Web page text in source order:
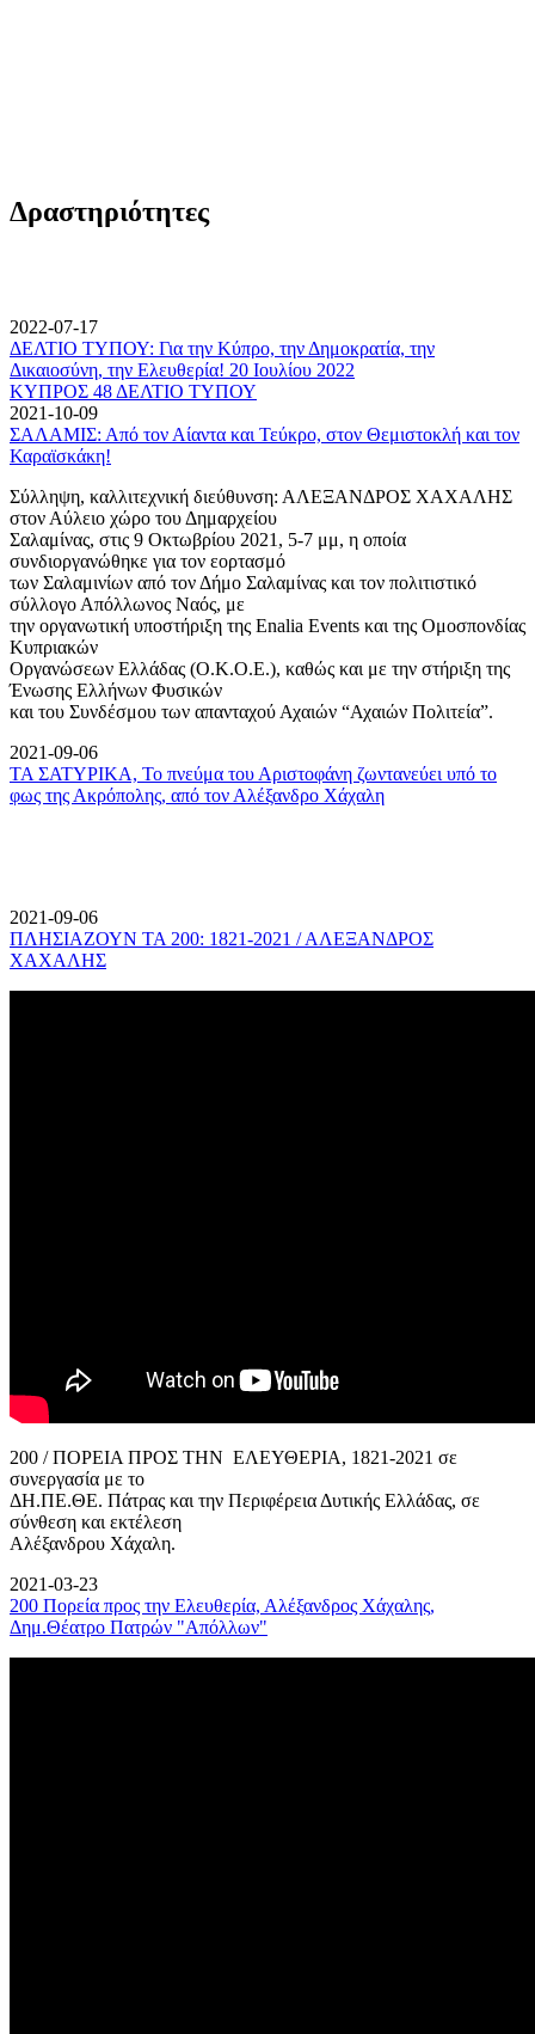
Δραστηριότητες
2022-07-17
ΔΕΛΤΙΟ ΤΥΠΟΥ: Για την Κύπρο, την Δημοκρατία, την
Δικαιοσύνη, την Ελευθερία! 20 Ιουλίου 2022
ΚΥΠΡΟΣ 48 ΔΕΛΤΙΟ ΤΥΠΟΥ
2021-10-09
ΣΑΛΑΜΙΣ: Από τον Αίαντα και Τεύκρο, στον Θεμιστοκλή και τον
Καραϊσκάκη!
Σύλληψη, καλλιτεχνική διεύθυνση: ΑΛΕΞΑΝΔΡΟΣ ΧΑΧΑΛΗΣ
στον Αύλειο χώρο του Δημαρχείου
Σαλαμίνας, στις 9 Οκτωβρίου 2021, 5-7 μμ, η οποία
συνδιοργανώθηκε για τον εορτασμό
των Σαλαμινίων από τον Δήμο Σαλαμίνας και τον πολιτιστικό
σύλλογο Απόλλωνος Ναός, με
την οργανωτική υποστήριξη της Enalia Events και της Ομοσπονδίας
Κυπριακών
Οργανώσεων Ελλάδας (Ο.Κ.Ο.Ε.), καθώς και με την στήριξη της
Ένωσης Ελλήνων Φυσικών
και του Συνδέσμου των απανταχού Αχαιών “Αχαιών Πολιτεία”.
2021-09-06
ΤΑ ΣΑΤΥΡΙΚΑ, Το πνεύμα του Αριστοφάνη ζωντανεύει υπό το
φως της Ακρόπολης, από τον Αλέξανδρο Χάχαλη
2021-09-06
ΠΛΗΣΙΑΖΟΥΝ ΤΑ 200: 1821-2021 / ΑΛΕΞΑΝΔΡΟΣ
ΧΑΧΑΛΗΣ
200 / ΠΟΡΕΙΑ ΠΡΟΣ ΤΗΝ ΕΛΕΥΘΕΡΙΑ, 1821-2021 σε
συνεργασία με το
ΔΗ.ΠΕ.ΘΕ. Πάτρας και την Περιφέρεια Δυτικής Ελλάδας, σε
σύνθεση και εκτέλεση
Αλέξανδρου Χάχαλη.
2021-03-23
200 Πορεία προς την Ελευθερία, Αλέξανδρος Χάχαλης,
Δημ.Θέατρο Πατρών "Απόλλων"